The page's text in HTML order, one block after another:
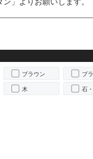
ブラウン ブ
木 石